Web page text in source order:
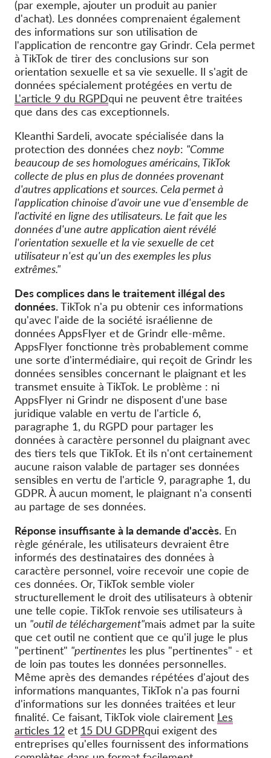
(par exemple, ajouter un produit au panier
d'achat). Les données comprenaient également
des informations sur son utilisation de
l'application de rencontre gay Grindr. Cela permet
à TikTok de tirer des conclusions sur son
orientation sexuelle et sa vie sexuelle. Il s'agit de
données spécialement protégées en vertu de
L'article 9 du RGPDqui ne peuvent être traitées
que dans des cas exceptionnels.
Kleanthi Sardeli, avocate spécialisée dans la
protection des données chez noyb: "Comme
beaucoup de ses homologues américains, TikTok
collecte de plus en plus de données provenant
d'autres applications et sources. Cela permet à
l'application chinoise d'avoir une vue d'ensemble de
l'activité en ligne des utilisateurs. Le fait que les
données d'une autre application aient révélé
l'orientation sexuelle et la vie sexuelle de cet
utilisateur n'est qu'un des exemples les plus
extrêmes."
Des complices dans le traitement illégal des
données.TikTok n'a pu obtenir ces informations
qu'avec l'aide de la société israélienne de
données AppsFlyer et de Grindr elle-même.
AppsFlyer fonctionne très probablement comme
une sorte d'intermédiaire, qui reçoit de Grindr les
données sensibles concernant le plaignant et les
transmet ensuite à TikTok. Le problème : ni
AppsFlyer ni Grindr ne disposent d'une base
juridique valable en vertu de l'article 6,
paragraphe 1, du RGPD pour partager les
données à caractère personnel du plaignant avec
des tiers tels que TikTok. Et ils n'ont certainement
aucune raison valable de partager ses données
sensibles en vertu de l'article 9, paragraphe 1, du
GDPR. À aucun moment, le plaignant n'a consenti
au partage de ses données.
Réponse insuffisante à la demande d'accès. En
règle générale, les utilisateurs devraient être
informés des destinataires des données à
caractère personnel, voire recevoir une copie de
ces données. Or, TikTok semble violer
structurellement le droit des utilisateurs à obtenir
une telle copie. TikTok renvoie ses utilisateurs à
un "outil de téléchargement"mais admet par la suite
que cet outil ne contient que ce qu'il juge le plus
"pertinent" "pertinentes les plus "pertinentes" - et
de loin pas toutes les données personnelles.
Même après des demandes répétées d'ajout des
informations manquantes, TikTok n'a pas fourni
d'informations sur les données traitées et leur
finalité. Ce faisant, TikTok viole clairement Les
articles 12 et 15 DU GDPRqui exigent des
entreprises qu'elles fournissent des informations